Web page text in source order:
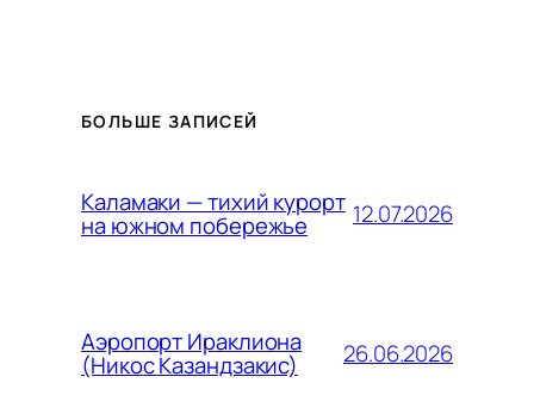
БОЛЬШЕ ЗАПИСЕЙ
Каламаки — тихий курорт
на южном побережье 12.07.2026
Аэропорт Ираклиона
(Никос Казандзакис) 26.06.2026